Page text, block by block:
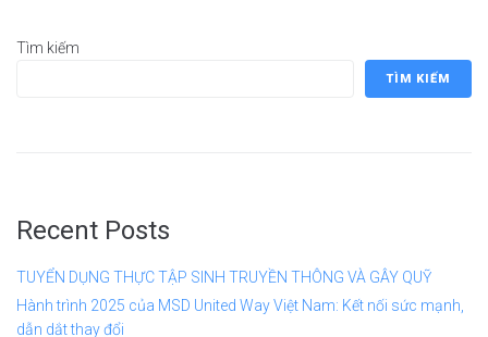
Tìm kiếm
TÌM KIẾM
Recent Posts
TUYỂN DỤNG THỰC TẬP SINH TRUYỀN THÔNG VÀ GÂY QUỸ
Hành trình 2025 của MSD United Way Việt Nam: Kết nối sức mạnh,
dẫn dắt thay đổi